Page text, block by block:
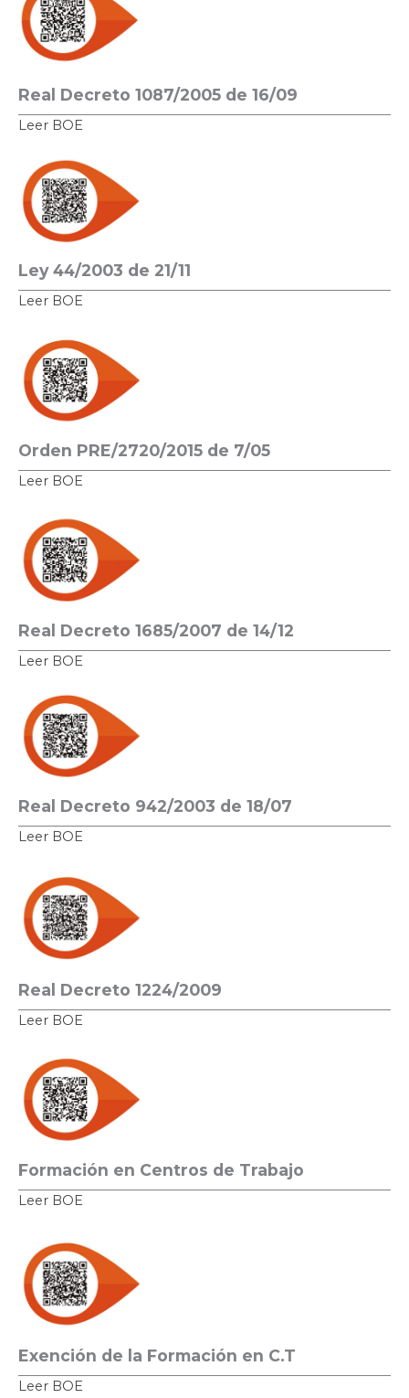
Real Decreto 1087/2005 de 16/09
Leer BOE
Ley 44/2003 de 21/11
Leer BOE
Orden PRE/2720/2015 de 7/05
Leer BOE
Real Decreto 1685/2007 de 14/12
Leer BOE
Real Decreto 942/2003 de 18/07
Leer BOE
Real Decreto 1224/2009
Leer BOE
Formación en Centros de Trabajo
Leer BOE
Exención de la Formación en C.T
Leer BOE